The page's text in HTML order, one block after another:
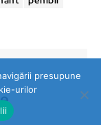
presupune
urilor